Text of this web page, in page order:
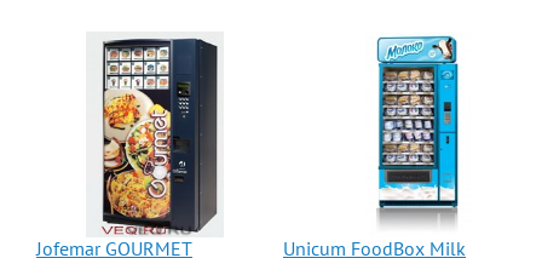
Jofemar GOURMET Unicum FoodBox Milk